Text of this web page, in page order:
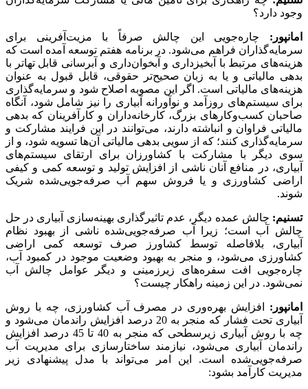
وجود دارد؟
امانپور: چاره‌جویی این چالش صرفاً با مزیت‌آفرینی برای
سرمایه‌گذاران فراهم می‌شود. در برنامه هفتم توسعه آمده است که
هزینه‌های مرتبط با آبخیزداری و آبخوان‌داری و آبرسانی قابل تهاتر با
بدهی مالیاتی و یا به زبان صحیح‌تر حقوقی، قابل قبول به عنوان
هزینه‌های مالیاتی است. اگر این مصوبه اصلاح شود و سرمایه‌گذاری
برای سیستم‌های روزآمد و نوآورانه آبیاری را نیز شامل شود، آنگاه
صاحبان کسب‌وکارهای بزرگ، کارخانه‌داران و کارآفرینان که بدهی
مالیاتی فراوان و انباشته دارند، می‌توانند در این فرایند مشارکت و
سرمایه‌گذاری کنند؛ که از سویی بدهی مالیاتی آن‌ها تسویه شود، و از
سوی دیگر با مشارکت با کشاورزان برای ارتقای سیستم‌های
آبیاری، در منافع آنان ناشی از افزایش تولید و توسعه کمی و کیفی
اراضی کشاورزی و یا فروش سهم آب صرفه‌جویی‌شده شریک
شوند.
تسنیم: چالش عمده دیگر، عدم تاثیرگذاری بهینه‌سازی آبیاری در حل
چالش آب است؛ زیرا آب صرفه‌جویی‌شده ناشی از بهبود نظام
آبیاری، بلافاصله توسط کشاورز صرف توسعه کمی اراضی
کشاورزی می‌شود، و منجر به بهبود وضعیت موجود در کمبود آب،
چاره‌جویی افت سفره‌های زیرزمینی و دیگر عوامل چالش آب
نمی‌شود. در این زمینه راهکار چیست؟
امانپور: افزایش بهره‌وری در مصرف آب کشاورزی، چه با روش
آبیاری تحت فشار که منجر به 20 درصد افزایش راندمان می‌شود و
چه با روش آبیاری زیرسطحی که منجر به 40 تا 45 درصد افزایش
راندمان آبیاری می‌شود، نیازمند ساختارسازی برای مدیریت آب
صرفه‌جویی‌شده است. این امر می‌تواند با مدل پیشنهادی زیر
مدیریت کارآمد بشود: